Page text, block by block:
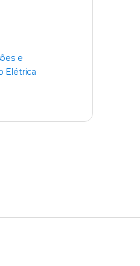
e
Elétrica